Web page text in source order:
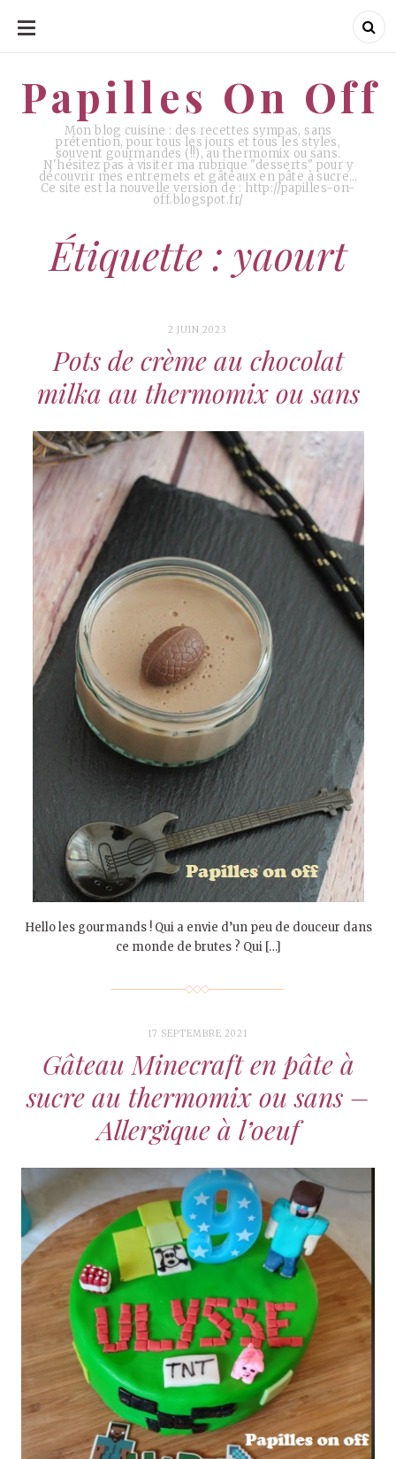
ALLER
CONTENU
Papilles On Off
Mon blog cuisine : des recettes sympas, sans
prétention, pour tous les jours et tous les styles,
souvent gourmandes (!!), au thermomix ou sans.
N'hésitez pas à visiter ma rubrique "desserts" pour y
découvrir mes entremets et gâteaux en pâte à sucre…
Ce site est la nouvelle version de : http://papilles-on-
off.blogspot.fr/
Papilles On Off
Étiquette : yaourt
2 JUIN 2023
Pots de crème au chocolat
milka au thermomix ou sans
Hello les gourmands ! Qui a envie d’un peu de douceur dans
ce monde de brutes ? Qui […]
17 SEPTEMBRE 2021
Gâteau Minecraft en pâte à
sucre au thermomix ou sans –
Allergique à l’oeuf